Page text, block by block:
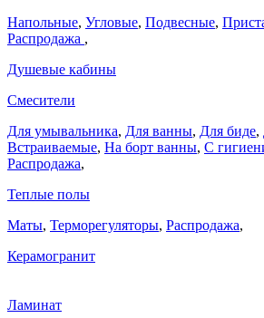
Напольные, Угловые, Подвесные,
Распродажа ,
Душевые кабины
Смесители
Для умывальника, Для ванны, Для биде,
Встраиваемые, На борт ванны, C
Распродажа,
Теплые полы
Маты, Терморегуляторы, Распродажа,
Керамогранит
Ламинат